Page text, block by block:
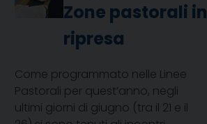
Zone pastorali in
ripresa
Come programmato nelle Linee
Pastorali per quest’anno, negli
ultimi giorni di giugno (tra il 21 e il